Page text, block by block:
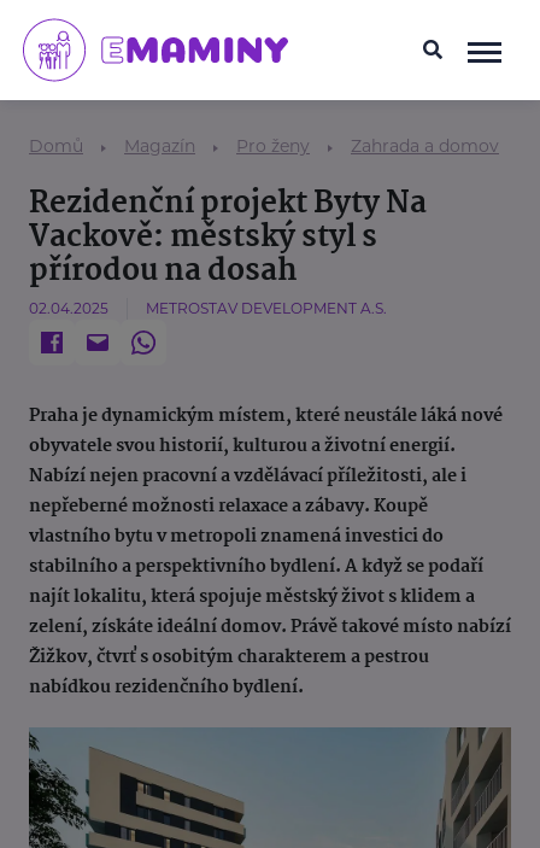
Domů Magazín Pro ženy Zahrada a domov
Rezidenční projekt Byty Na
Vackově: městský styl s
přírodou na dosah
02.04.2025 METROSTAV DEVELOPMENT A.S.
Praha je dynamickým místem, které neustále láká nové
obyvatele svou historií, kulturou a životní energií.
Nabízí nejen pracovní a vzdělávací příležitosti, ale i
nepřeberné možnosti relaxace a zábavy. Koupě
vlastního bytu v metropoli znamená investici do
stabilního a perspektivního bydlení. A když se podaří
najít lokalitu, která spojuje městský život s klidem a
zelení, získáte ideální domov. Právě takové místo nabízí
Žižkov, čtvrť s osobitým charakterem a pestrou
nabídkou rezidenčního bydlení.